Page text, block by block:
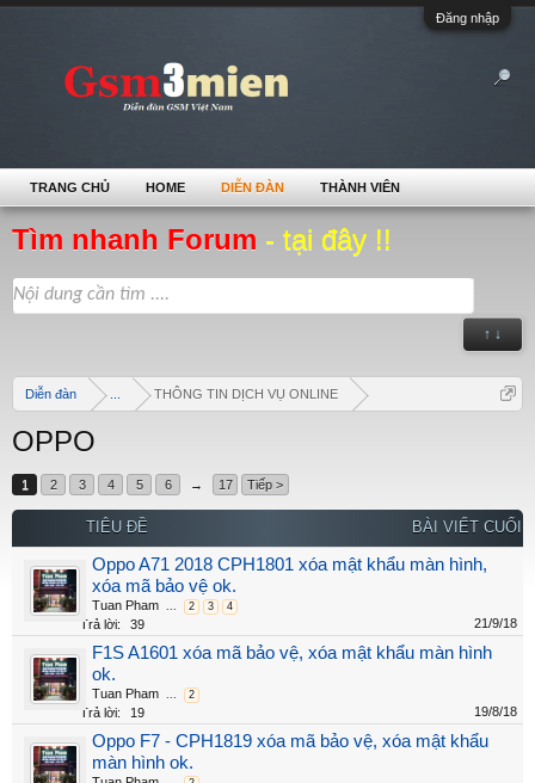
Đăng nhập
Tìm nhanh Forum - tại đây !!
↑ ↓
Diễn đàn THÔNG TIN DỊCH VỤ ONLINE
OPPO
1 2 3 4 5 6 → 17 Tiếp >
TIÊU ĐỀ BÀI VIẾT CUỐI
Oppo A71 2018 CPH1801 xóa mật khẩu màn hình,
xóa mã bảo vệ ok.
Tuan Pham ... 2 3 4
Trả lời: 39 21/9/18
F1S A1601 xóa mã bảo vệ, xóa mật khẩu màn hình
ok.
Tuan Pham ... 2
Trả lời: 19 19/8/18
Oppo F7 - CPH1819 xóa mã bảo vệ, xóa mật khẩu
màn hình ok.
TRANG CHỦ HOME DIỄN ĐÀN THÀNH VIÊN